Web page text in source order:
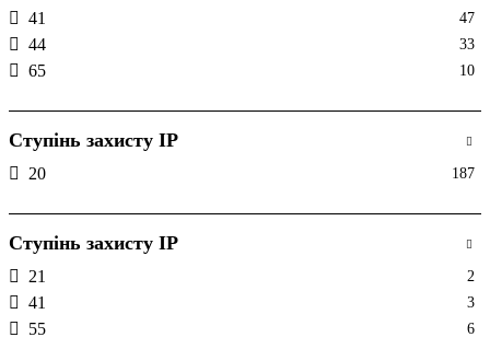
41 47
44 33
65 10
Ступінь захисту IP
20 187
Ступінь захисту IP
21 2
41 3
55 6